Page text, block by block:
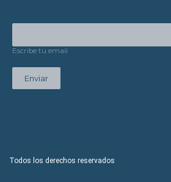
Escribe tu email
Enviar
Todos los derechos reservados